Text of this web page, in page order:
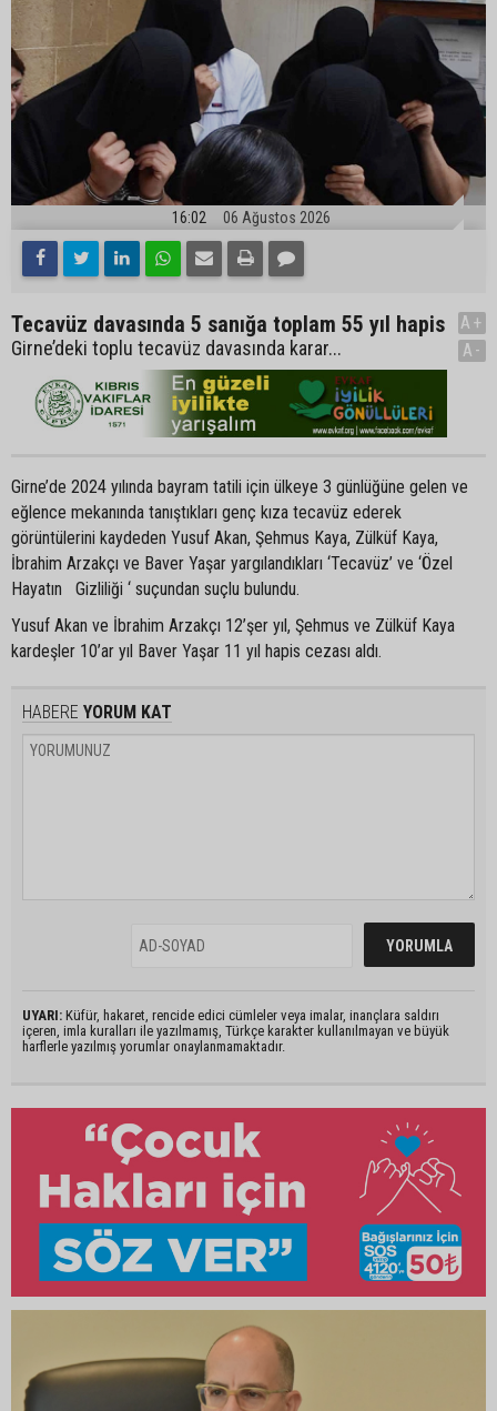
16:02 06 Ağustos 2026
Tecavüz davasında 5 sanığa toplam 55 yıl hapis
Girne’deki toplu tecavüz davasında karar...
A+
A-
Girne’de 2024 yılında bayram tatili için ülkeye 3 günlüğüne gelen ve
eğlence mekanında tanıştıkları genç kıza tecavüz ederek
görüntülerini kaydeden Yusuf Akan, Şehmus Kaya, Zülküf Kaya,
İbrahim Arzakçı ve Baver Yaşar yargılandıkları ‘Tecavüz’ ve ‘Özel
Hayatın Gizliliği ‘ suçundan suçlu bulundu.
Yusuf Akan ve İbrahim Arzakçı 12’şer yıl, Şehmus ve Zülküf Kaya
kardeşler 10’ar yıl Baver Yaşar 11 yıl hapis cezası aldı.
HABERE YORUM KAT
UYARI: Küfür, hakaret, rencide edici cümleler veya imalar, inançlara saldırı
içeren, imla kuralları ile yazılmamış, Türkçe karakter kullanılmayan ve büyük
harflerle yazılmış yorumlar onaylanmamaktadır.